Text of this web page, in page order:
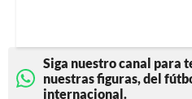
Siga nuestro canal para
nuestras figuras, del
internacional.